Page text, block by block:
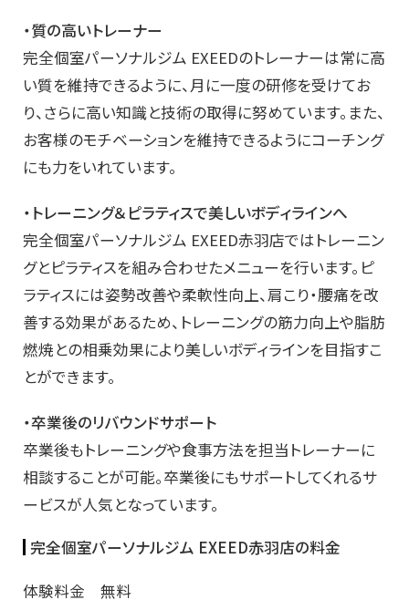
・質の高いトレーナー
完全個室パーソナルジム EXEEDのトレーナーは常に高
い質を維持できるように、月に一度の研修を受けてお
り、さらに高い知識と技術の取得に努めています。また、
お客様のモチベーションを維持できるようにコーチング
にも力をいれています。
・トレーニング＆ピラティスで美しいボディラインへ
完全個室パーソナルジム EXEED赤羽店ではトレーニン
グとピラティスを組み合わせたメニューを行います。ピ
ラティスには姿勢改善や柔軟性向上、肩こり・腰痛を改
善する効果があるため、トレーニングの筋力向上や脂肪
燃焼との相乗効果により美しいボディラインを目指すこ
とができます。
・卒業後のリバウンドサポート
卒業後もトレーニングや食事方法を担当トレーナーに
相談することが可能。卒業後にもサポートしてくれるサ
ービスが人気となっています。
完全個室パーソナルジム EXEED赤羽店の料金
体験料金 無料